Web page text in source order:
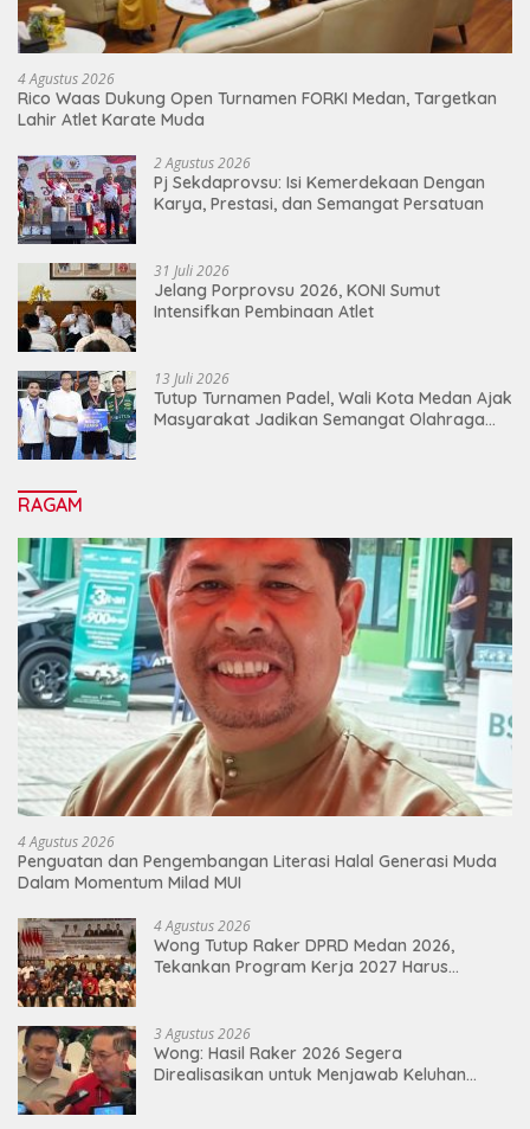
4 Agustus 2026
Rico Waas Dukung Open Turnamen FORKI Medan, Targetkan
Lahir Atlet Karate Muda
2 Agustus 2026
Pj Sekdaprovsu: Isi Kemerdekaan Dengan
Karya, Prestasi, dan Semangat Persatuan
31 Juli 2026
Jelang Porprovsu 2026, KONI Sumut
Intensifkan Pembinaan Atlet
13 Juli 2026
Tutup Turnamen Padel, Wali Kota Medan Ajak
Masyarakat Jadikan Semangat Olahraga
RAGAM
4 Agustus 2026
Penguatan dan Pengembangan Literasi Halal Generasi Muda
Dalam Momentum Milad MUI
4 Agustus 2026
Wong Tutup Raker DPRD Medan 2026,
Tekankan Program Kerja 2027 Harus
3 Agustus 2026
Wong: Hasil Raker 2026 Segera
Direalisasikan untuk Menjawab Keluhan